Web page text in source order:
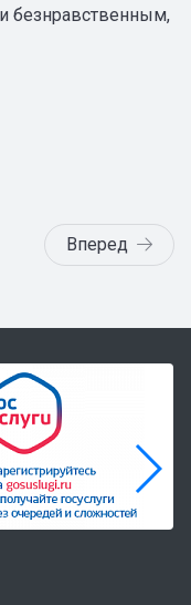
безнравственным,
Вперед